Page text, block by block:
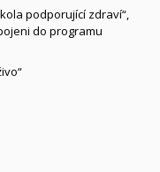
podporující zdraví“,
do programu